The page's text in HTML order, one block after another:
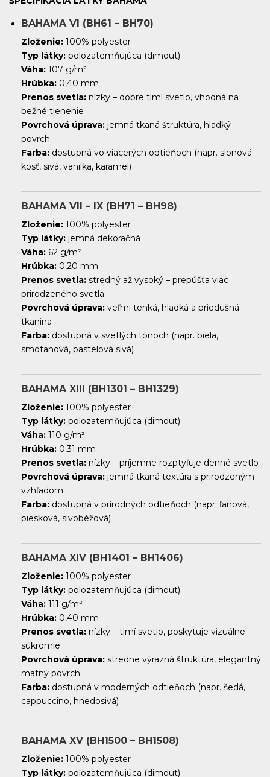
BAHAMA VI (BH61 – BH70)
Zloženie: 100% polyester
Typ látky: polozatemňujúca (dimout)
Váha: 107 g/m²
Hrúbka: 0,40 mm
Prenos svetla: nízky – dobre tlmí svetlo, vhodná na
bežné tienenie
Povrchová úprava: jemná tkaná štruktúra, hladký
povrch
Farba: dostupná vo viacerých odtieňoch (napr. slonová
kosť, sivá, vanilka, karamel)
BAHAMA VII – IX (BH71 – BH98)
Zloženie: 100% polyester
Typ látky: jemná dekoračná
Váha: 62 g/m²
Hrúbka: 0,20 mm
Prenos svetla: stredný až vysoký – prepúšťa viac
prirodzeného svetla
Povrchová úprava: veľmi tenká, hladká a priedušná
tkanina
Farba: dostupná v svetlých tónoch (napr. biela,
smotanová, pastelová sivá)
BAHAMA XIII (BH1301 – BH1329)
Zloženie: 100% polyester
Typ látky: polozatemňujúca (dimout)
Váha: 110 g/m²
Hrúbka: 0,31 mm
Prenos svetla: nízky – príjemne rozptyľuje denné svetlo
Povrchová úprava: jemná tkaná textúra s prirodzeným
vzhľadom
Farba: dostupná v prírodných odtieňoch (napr. ľanová,
piesková, sivobéžová)
BAHAMA XIV (BH1401 – BH1406)
Zloženie: 100% polyester
Typ látky: polozatemňujúca (dimout)
Váha: 111 g/m²
Hrúbka: 0,40 mm
Prenos svetla: nízky – tlmí svetlo, poskytuje vizuálne
súkromie
Povrchová úprava: stredne výrazná štruktúra, elegantný
matný povrch
Farba: dostupná v moderných odtieňoch (napr. šedá,
cappuccino, hnedosivá)
BAHAMA XV (BH1500 – BH1508)
Zloženie: 100% polyester
Typ látky: polozatemňujúca (dimout)